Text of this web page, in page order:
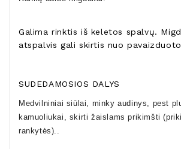
Galima rinktis iš keletos spalvų.
atspalvis gali skirtis nuo
SUDEDAMOSIOS DALYS
Medvilniniai siūlai, minky audinys, pest
kamuoliukai, skirti žaislams prikimšti
rankytės)..